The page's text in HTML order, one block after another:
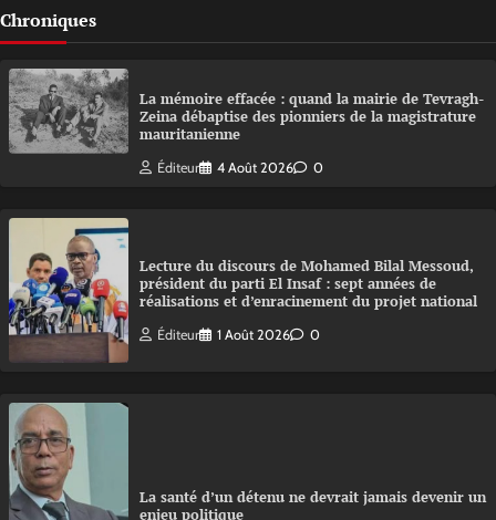
Chroniques
La mémoire effacée : quand la mairie de Tevragh-
Zeina débaptise des pionniers de la magistrature
mauritanienne
Éditeur 4 Août 2026 0
Lecture du discours de Mohamed Bilal Messoud,
président du parti El Insaf : sept années de
réalisations et d’enracinement du projet national
Éditeur 1 Août 2026 0
La santé d’un détenu ne devrait jamais devenir un
enjeu politique